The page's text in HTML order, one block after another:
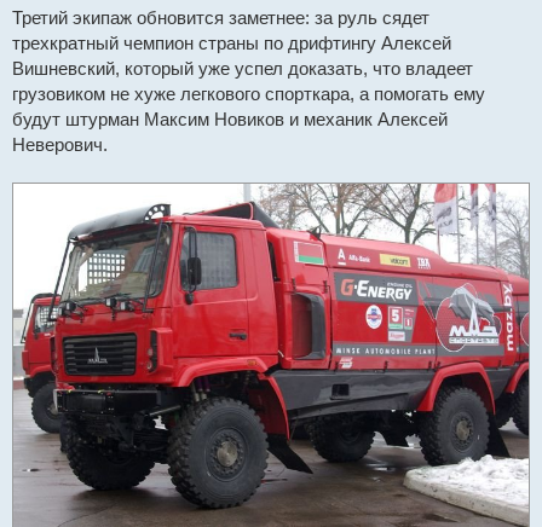
Третий экипаж обновится заметнее: за руль сядет
трехкратный чемпион страны по дрифтингу Алексей
Вишневский, который уже успел доказать, что владеет
грузовиком не хуже легкового спорткара, а помогать ему
будут штурман Максим Новиков и механик Алексей
Неверович.